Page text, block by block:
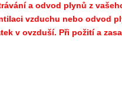
a odvod plynů z
vzduchu nebo odvod
v ovzduší. Při požití a